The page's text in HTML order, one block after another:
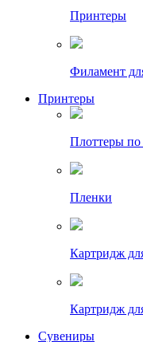
Принтеры
Филамент
Принтеры
Плоттеры по
Пленки
Картридж
Картридж
Сувениры